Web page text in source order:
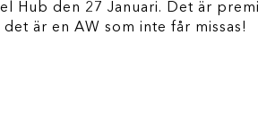
Hub den 27 Januari. Det är
är en AW som inte får missas!